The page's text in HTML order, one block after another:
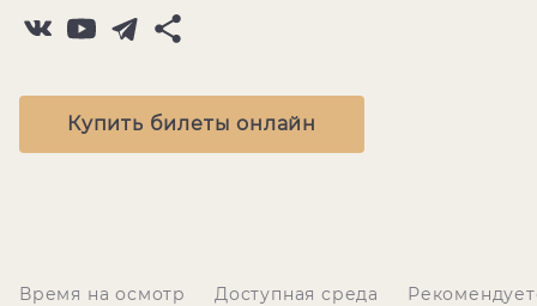
Купить билеты онлайн
Время на осмотр Доступная среда